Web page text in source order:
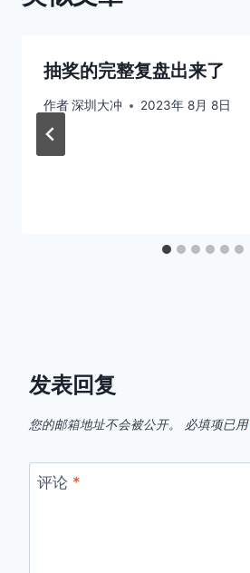
抽奖的完整复盘出来了
作者深圳大冲 2023年 8月 8日
发表回复
您的邮箱地址不会被公开。 必填项已用
评论 *